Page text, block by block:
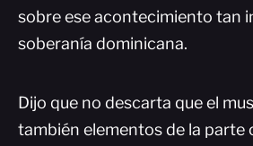
sobre ese acontecimiento tan
soberanía dominicana.
Dijo que no descarta que el
también elementos de la parte